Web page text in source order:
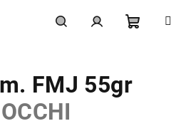
košík
FMJ 55gr